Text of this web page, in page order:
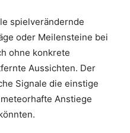
spielverändernde
oder Meilensteine bei
ohne konkrete
Aussichten. Der
Signale die einstige
Anstiege